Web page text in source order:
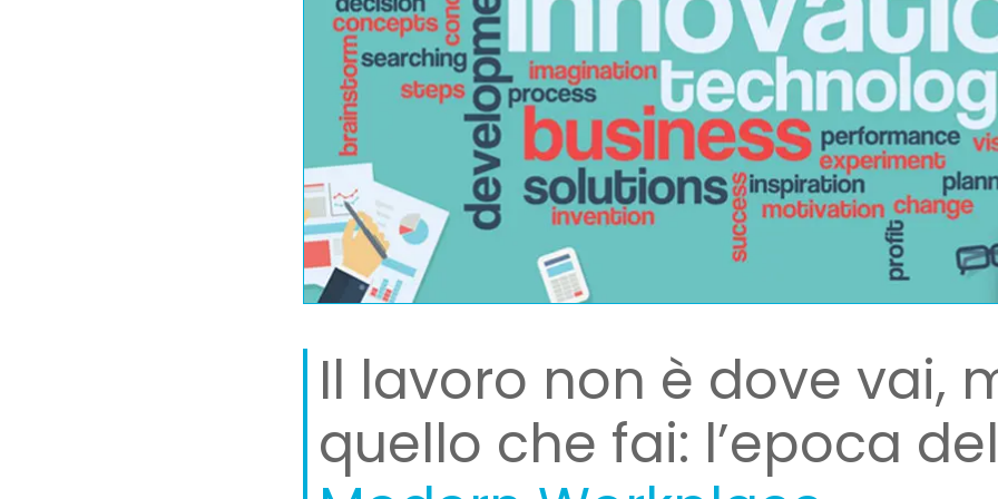
Il lavoro non è dove vai,
quello che fai: l’epoca del